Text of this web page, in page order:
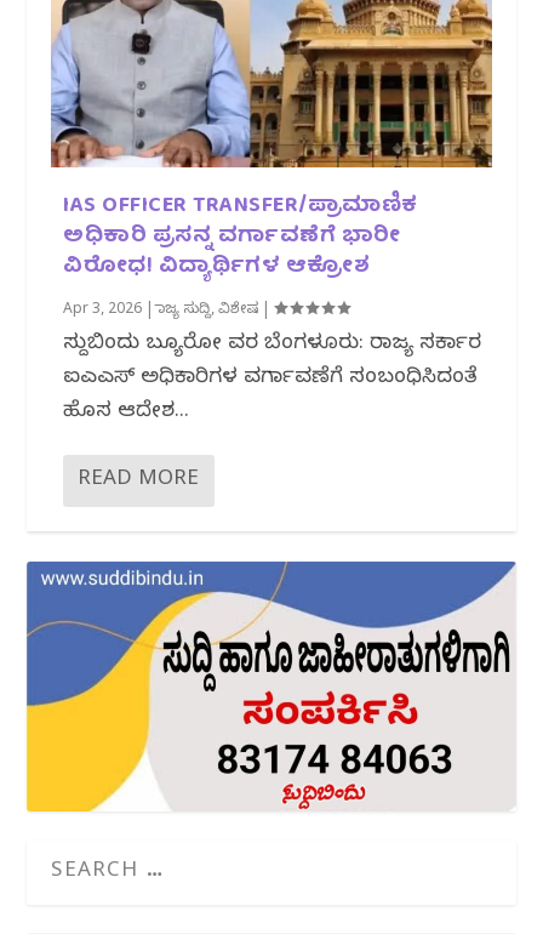
IAS OFFICER TRANSFER/ಪ್ರಾಮಾಣಿಕ
ಅಧಿಕಾರಿ ಪ್ರಸನ್ನ ವರ್ಗಾವಣೆಗೆ ಭಾರೀ
ವಿರೋಧ! ವಿದ್ಯಾರ್ಥಿಗಳ ಆಕ್ರೋಶ
Apr 3, 2026 |ರಾಜ್ಯ ಸುದ್ದಿ,ವಿಶೇಷ |
ಸುದ್ದಿಬಿಂದು ಬ್ಯೂರೋ ವರದಿ ಬೆಂಗಳೂರು: ರಾಜ್ಯ ಸರ್ಕಾರ
ಐಎಎಸ್‌ ಅಧಿಕಾರಿಗಳ ವರ್ಗಾವಣೆಗೆ ಸಂಬಂಧಿಸಿದಂತೆ
ಹೊಸ ಆದೇಶ...
READ MORE